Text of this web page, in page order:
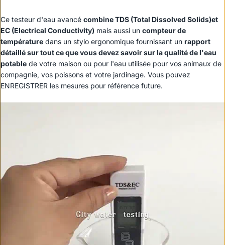
Ce testeur d'eau avancé combine TDS (Total Dissolved Solids)et
EC (Electrical Conductivity) mais aussi un compteur de
température dans un stylo ergonomique fournissant un rapport
détaillé sur tout ce que vous devez savoir sur la qualité de l'eau
potable de votre maison ou pour l'eau utilisée pour vos animaux de
compagnie, vos poissons et votre jardinage. Vous pouvez
ENREGISTRER les mesures pour référence future.